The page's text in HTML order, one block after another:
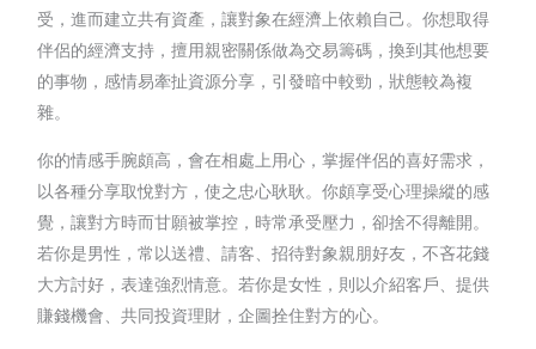
受，進而建立共有資產，讓對象在經濟上依賴自己。你想取得
伴侶的經濟支持，擅用親密關係做為交易籌碼，換到其他想要
的事物，感情易牽扯資源分享，引發暗中較勁，狀態較為複
雜。
你的情感手腕頗高，會在相處上用心，掌握伴侶的喜好需求，
以各種分享取悅對方，使之忠心耿耿。你頗享受心理操縱的感
覺，讓對方時而甘願被掌控，時常承受壓力，卻捨不得離開。
若你是男性，常以送禮、請客、招待對象親朋好友，不吝花錢
大方討好，表達強烈情意。若你是女性，則以介紹客戶、提供
賺錢機會、共同投資理財，企圖拴住對方的心。